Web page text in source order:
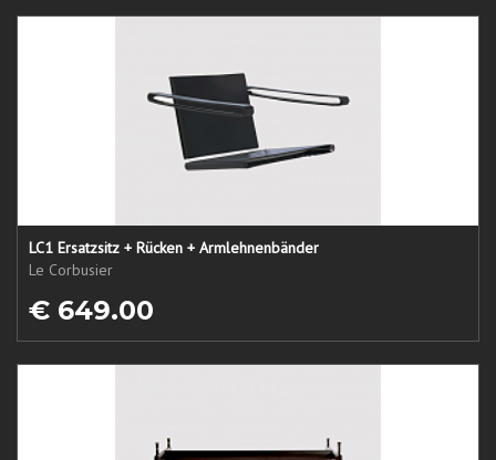
LC1 Ersatzsitz + Rücken + Armlehnenbänder
Le Corbusier
€ 649.00